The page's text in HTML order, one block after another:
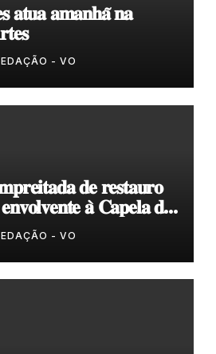
𝐚𝐭𝐮𝐚 𝐚𝐦𝐚𝐧𝐡𝐚̃ 𝐧𝐚
- VO
𝐝𝐞 𝐫𝐞𝐬𝐭𝐚𝐮𝐫𝐨
𝐚̀ 𝐂𝐚𝐩𝐞𝐥𝐚 𝐝𝐞
- VO